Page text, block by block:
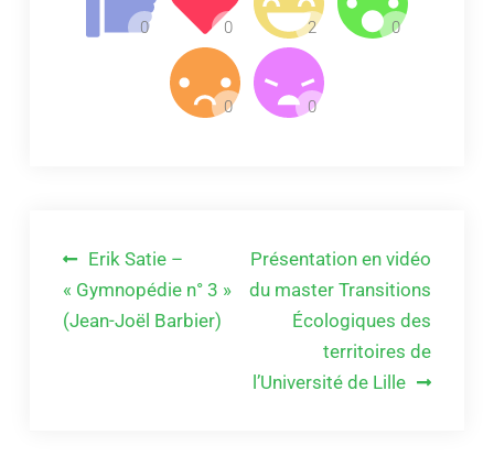
Navigation
de
l’article
Erik Satie –
« Gymnopédie n° 3 »
(Jean-Joël Barbier)
Présentation en vidéo
du master Transitions
Écologiques des
territoires de
l’Université de Lille